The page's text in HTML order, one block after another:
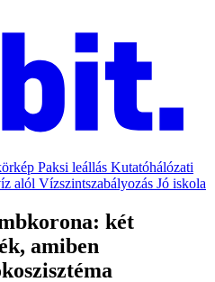
Paksi leállás Kutatóhálózati
alól Vízszintszabályozás Jó iskola
két
amiben